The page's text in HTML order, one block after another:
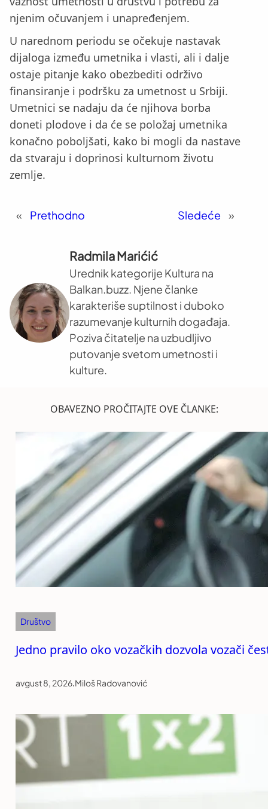
njenim očuvanjem i unapređenjem.
U narednom periodu se očekuje nastavak
dijaloga između umetnika i vlasti, ali i dalje
ostaje pitanje kako obezbediti održivo
finansiranje i podršku za umetnost u Srbiji.
Umetnici se nadaju da će njihova borba
doneti plodove i da će se položaj umetnika
konačno poboljšati, kako bi mogli da nastave
da stvaraju i doprinosi kulturnom životu
zemlje.
« Prethodno Sledeće »
Radmila Marićić
Urednik kategorije Kultura na
Balkan.buzz. Njene članke
karakteriše suptilnost i duboko
razumevanje kulturnih događaja.
Poziva čitatelje na uzbudljivo
putovanje svetom umetnosti i
kulture.
OBAVEZNO PROČITAJTE OVE ČLANKE:
Društvo
Jedno pravilo oko vozačkih dozvola vozači
avgust 8, 2026.Miloš Radovanović